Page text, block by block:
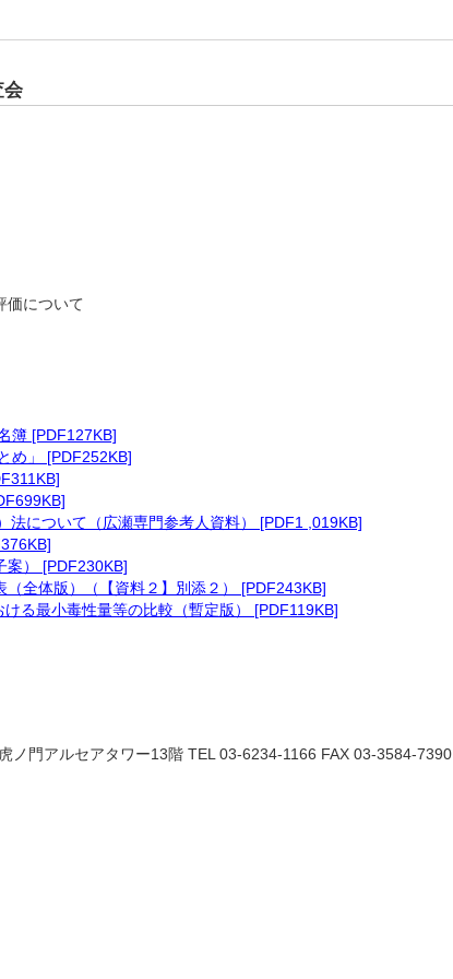
会
価について
簿 [PDF127KB]
め」 [PDF252KB]
法について（広瀬専門参考人資料） [PDF1 ,019KB]
案） [PDF230KB]
（全体版）（【資料２】別添２） [PDF243KB]
ける最小毒性量等の比較（暫定版） [PDF119KB]
門アルセアタワー13階 TEL 03-6234-1166 FAX 03-3584-7390